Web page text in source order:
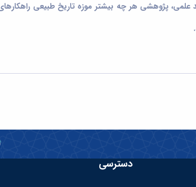
پژوهشی هر چه بیشتر موزه تاریخ طبیعی راهکارهای
دسترسی